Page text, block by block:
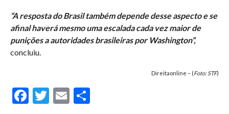
“A resposta do Brasil também depende desse aspecto e se
afinal haverá mesmo uma escalada cada vez maior de
punições a autoridades brasileiras por Washington”,
concluiu.
Direitaonline – (Foto: STF)
Facebook
Twitter
EmailCompartilhar